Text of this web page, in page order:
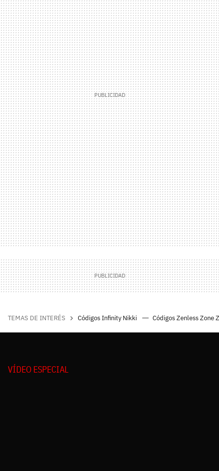
TEMAS DE INTERÉS Códigos Infinity Nikki Códigos Zenless Zone
VÍDEO ESPECIAL